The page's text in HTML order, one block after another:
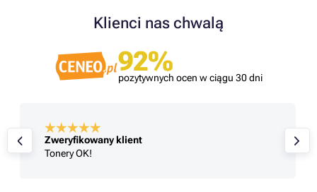
Klienci nas chwalą
92%
pozytywnych ocen w ciągu 30 dni
Zweryfikowany klient
Tonery OK!